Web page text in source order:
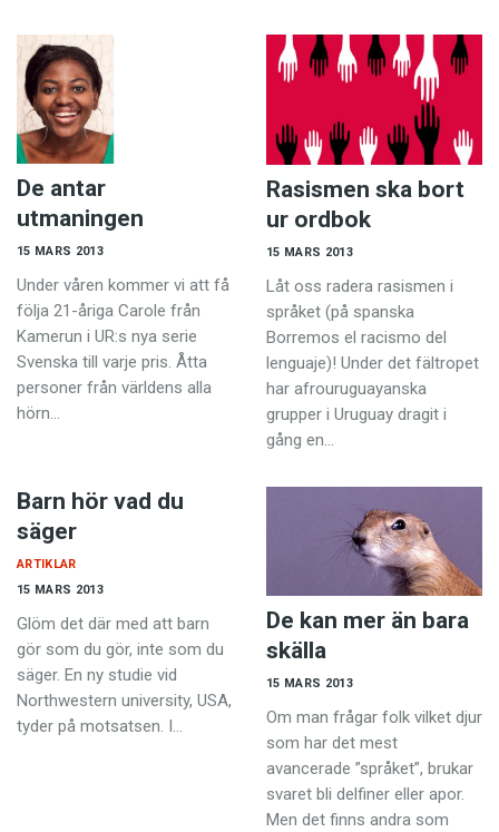
De antar
utmaningen
15 MARS 2013
Under våren kommer vi att få
följa 21-åriga Carole från
Kamerun i UR:s nya serie
Svenska till varje pris. Åtta
personer från världens alla
hörn…
Rasismen ska bort
ur ordbok
15 MARS 2013
Låt oss radera rasismen i
språket (på spanska
Borremos el racismo del
lenguaje)! Under det fältropet
har afrouruguay­anska
grupper i Uruguay dragit­ i
gång en…
Barn hör vad du
säger
15 MARS 2013
ARTIKLAR
Glöm det där med att barn
gör som du gör, inte som du
säger. En ny studie vid
Northwestern university, USA,
tyder på motsatsen. I…
De kan mer än bara
skälla
15 MARS 2013
Om man frågar folk vilket djur
som har det mest
avancerade ”språket”, brukar
svaret bli delfiner eller apor.
Men det finns andra som